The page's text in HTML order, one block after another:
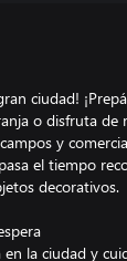
ciudad!
o disfruta
y
el tiempo
decorativos.
la ciudad y